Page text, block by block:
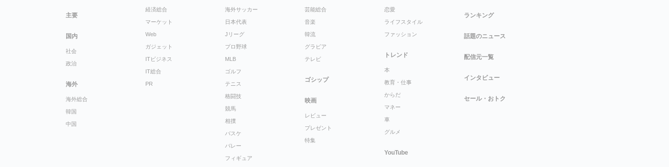
主要
国内
社会
政治
海外
海外総合
韓国
中国
経済総合
マーケット
Web
ガジェット
ITビジネス
IT総合
PR
海外サッカー
日本代表
Jリーグ
プロ野球
MLB
ゴルフ
テニス
格闘技
競馬
相撲
バスケ
バレー
フィギュア
芸能総合
音楽
韓流
グラビア
テレビ
ゴシップ
映画
レビュー
プレゼント
特集
恋愛
ライフスタイル
ファッション
トレンド
本
教育・仕事
からだ
マネー
車
グルメ
YouTube
ランキング
話題のニュース
配信元一覧
インタビュー
セール・おトク